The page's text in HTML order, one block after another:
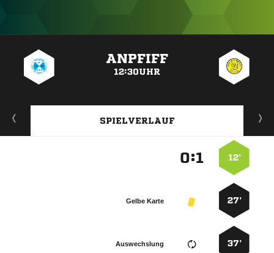
ANPFIFF
12:30UHR
SPIELVERLAUF
12’
:
27’
Gelbe Karte
37’
Auswechslung